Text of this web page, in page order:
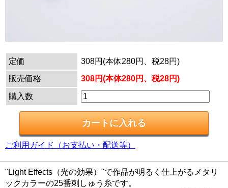
定価
308円(本体280円、税28円)
販売価格
308円(本体280円、税28円)
購入数
ご利用ガイド（お支払い・配送等）
"Light Effects（光の効果）"で作品が明るく仕上がるメタリ
ックカラーの25番刺しゅう糸です。